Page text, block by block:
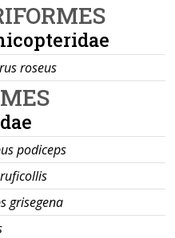
roseus
podiceps
grisegena